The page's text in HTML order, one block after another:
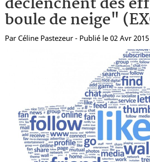
boule de neige"
Par Céline Pastezeur - Publié le 02 Avr